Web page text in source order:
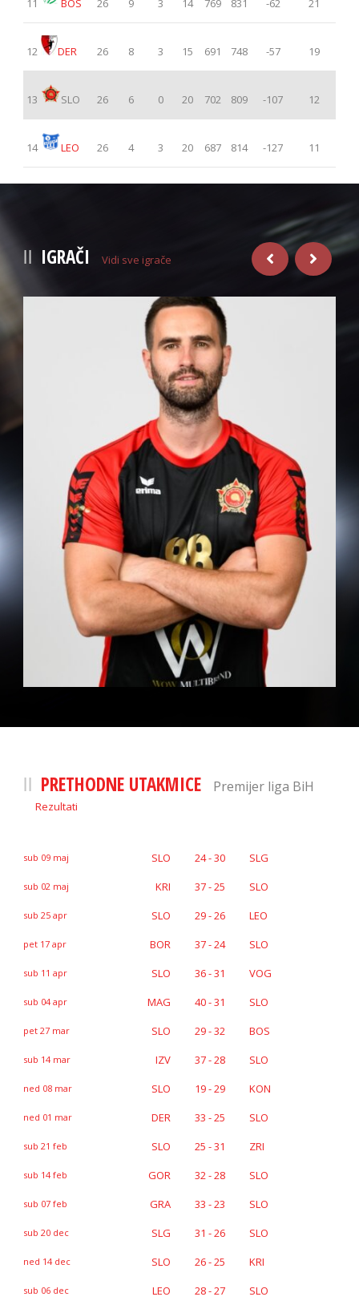
11 BOS 26 9 3 14 769 831 -62 21
12 DER 26 8 3 15 691 748 -57 19
13 SLO 26 6 0 20 702 809 -107 12
14 LEO 26 4 3 20 687 814 -127 11
IGRAČI Vidi sve igrače
PRETHODNE UTAKMICE Premijer liga BiH
Rezultati
sub 09 maj SLO 24 - 30 SLG
sub 02 maj KRI 37 - 25 SLO
sub 25 apr SLO 29 - 26 LEO
pet 17 apr BOR 37 - 24 SLO
sub 11 apr SLO 36 - 31 VOG
sub 04 apr MAG 40 - 31 SLO
pet 27 mar SLO 29 - 32 BOS
sub 14 mar IZV 37 - 28 SLO
ned 08 mar SLO 19 - 29 KON
ned 01 mar DER 33 - 25 SLO
sub 21 feb SLO 25 - 31 ZRI
sub 14 feb GOR 32 - 28 SLO
sub 07 feb GRA 33 - 23 SLO
sub 20 dec SLG 31 - 26 SLO
ned 14 dec SLO 26 - 25 KRI
sub 06 dec LEO 28 - 27 SLO